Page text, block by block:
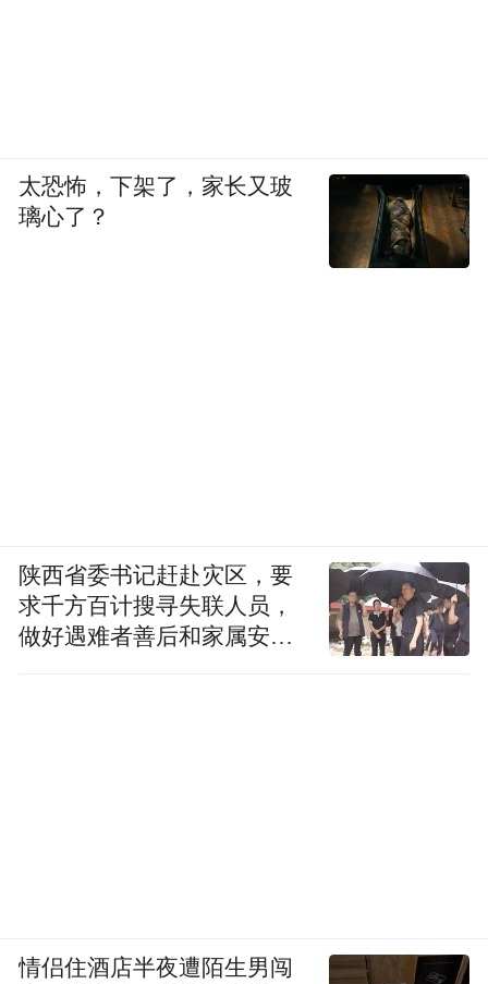
太恐怖，下架了，家长又玻
璃心了？
陕西省委书记赶赴灾区，要
求千方百计搜寻失联人员，
做好遇难者善后和家属安抚
情侣住酒店半夜遭陌生男闯